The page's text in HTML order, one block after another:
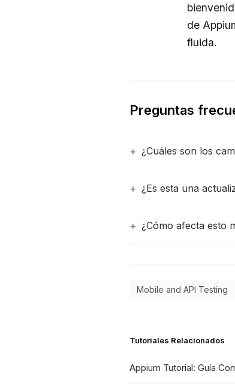
de
fluida.
Preguntas
¿Cuáles son los
¿Es esta una
¿Cómo afecta esto
Mobile and API Testing
Tutoriales Relacionados
Appium Tutorial: Guía